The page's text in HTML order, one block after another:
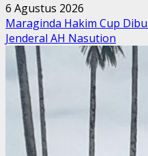
6 Agustus 2026
Maraginda Hakim Cup
Jenderal AH Nasution